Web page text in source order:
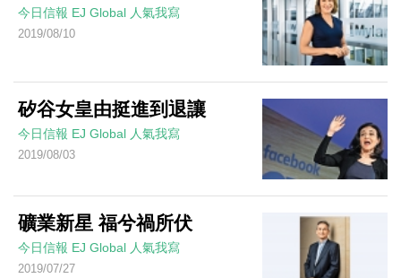
今日信報 EJ Global 人氣我寫
2019/08/10
矽谷女皇由挺進到退讓
今日信報 EJ Global 人氣我寫
2019/08/03
礦業新星 福兮禍所伏
今日信報 EJ Global 人氣我寫
2019/07/27